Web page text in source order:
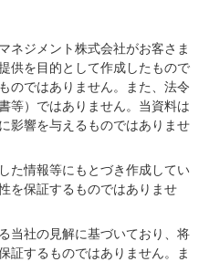
ネジメント株式会社がお客さま
供を目的として作成したもので
のではありません。また、法令
等）ではありません。当資料は
影響を与えるものではありませ
た情報等にもとづき作成してい
を保証するものではありませ
当社の見解に基づいており、将
証するものではありません。ま